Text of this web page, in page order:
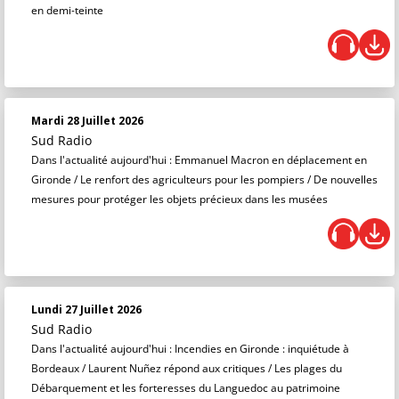
en demi-teinte
Mardi 28 Juillet 2026
Sud Radio
Dans l'actualité aujourd'hui : Emmanuel Macron en déplacement en
Gironde / Le renfort des agriculteurs pour les pompiers / De nouvelles
mesures pour protéger les objets précieux dans les musées
Lundi 27 Juillet 2026
Sud Radio
Dans l'actualité aujourd'hui : Incendies en Gironde : inquiétude à
Bordeaux / Laurent Nuñez répond aux critiques / Les plages du
Débarquement et les forteresses du Languedoc au patrimoine